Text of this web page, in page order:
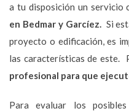
a tu disposición un servicio
en Bedmar y Garcíez. Si
proyecto o edificación, es
las características de este.
profesional para que
Para evaluar los posibles